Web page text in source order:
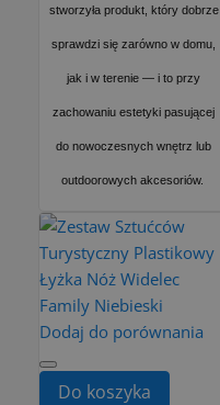
stworzyła produkt, który dobrze
sprawdzi się zarówno w domu,
jak i w terenie — i to przy
zachowaniu estetyki pasującej
do nowoczesnych wnętrz lub
outdoorowych akcesoriów.
Dodaj do porównania
Do koszyka